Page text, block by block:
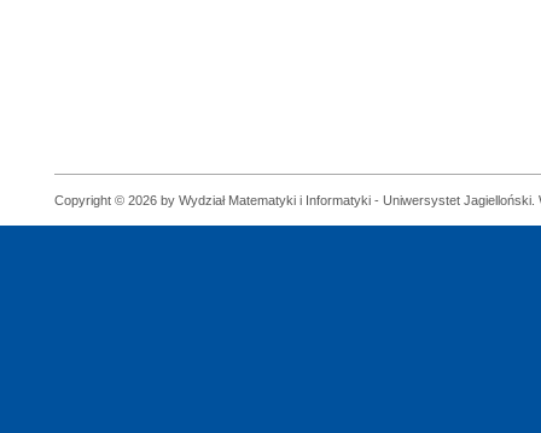
Copyright © 2026 by Wydział Matematyki i Informatyki - Uniwersystet